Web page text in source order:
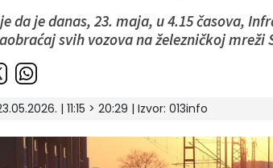
da je danas, 23. maja, u 4.15 časova,
svih vozova na železničkoj mreži
| 11:15 > 20:29 | Izvor: 013info